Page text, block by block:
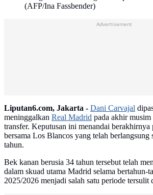
(AFP/Ina Fassbender)
Liputan6.com, Jakarta - Dani Carvajal
meninggalkan Real Madrid pada akhir musim
transfer. Keputusan ini menandai berakhirnya
bersama Los Blancos yang telah berlangsung
tahun.
Bek kanan berusia 34 tahun tersebut telah
dalam skuad utama Madrid selama bertahun-
2025/2026 menjadi salah satu periode tersulit